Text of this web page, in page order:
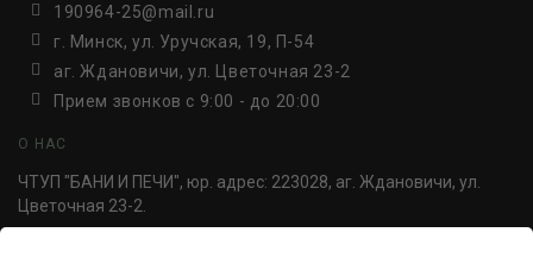
190964-25@mail.ru
г. Минск, ул. Уручская, 19, П-54
аг. Ждановичи, ул. Цветочная 23-2
Прием звонков c 9:00 - до 20:00
О НАС
ЧТУП "БАНИ И ПЕЧИ", юр. адрес: 223028, аг. Ждановичи, ул.
Цветочная 23-2.